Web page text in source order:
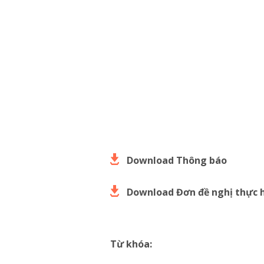
Download Thông báo
Download Đơn đề nghị thực
Từ khóa: